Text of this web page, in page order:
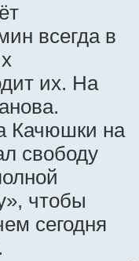
всегда в
их. На
Качюшки на
свободу
чтобы
сегодня